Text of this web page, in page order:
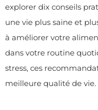
explorer dix conseils
une vie plus saine et
à améliorer votre
dans votre routine
stress, ces
meilleure qualité de vie.